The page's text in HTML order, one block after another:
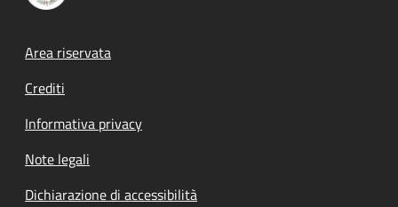
Footer menu
Area riservata
Crediti
Informativa privacy
Note legali
Dichiarazione di accessibilità